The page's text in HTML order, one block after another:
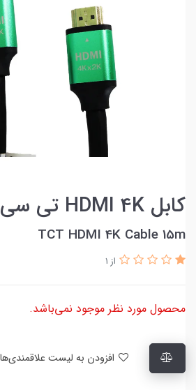
کابل HDMI 4K تی سی تی 15 متری
TCT HDMI 4K Cable 15m
از 1
محصول مورد نظر موجود نمی‌باشد.